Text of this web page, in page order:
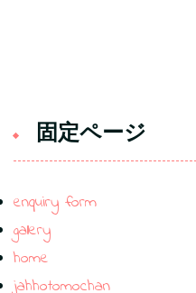
固定ページ
enquiry form
gallery
home
jahhotomochan